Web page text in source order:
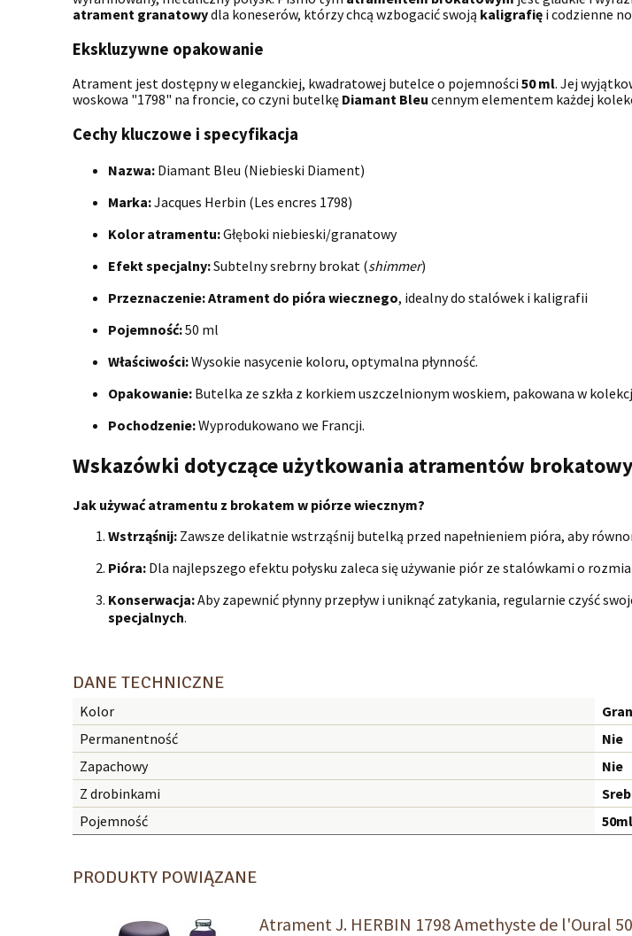
atrament granatowydla koneserów, którzy chcą wzbogacić swoją kaligrafię i codzienne
Ekskluzywne opakowanie
Atrament jest dostępny w eleganckiej, kwadratowej butelce o pojemności 50 ml. Jej
woskowa "1798" na froncie, co czyni butelkę Diamant Bleu cennym elementem każdej
Cechy kluczowe i specyfikacja
Nazwa: Diamant Bleu (Niebieski Diament)
Marka:Jacques Herbin (Les encres 1798)
Kolor atramentu:Głęboki niebieski/granatowy
Efekt specjalny:Subtelny srebrny brokat (shimmer)
Przeznaczenie:Atrament do pióra wiecznego, idealny do stalówek i kaligrafii
Pojemność:50 ml
Właściwości:Wysokie nasycenie koloru, optymalna płynność.
Opakowanie: Butelka ze szkła z korkiem uszczelnionym woskiem, pakowana w
Pochodzenie:Wyprodukowano we Francji.
Wskazówki dotyczące użytkowania atramentów
Jak używać atramentu z brokatem w piórze wiecznym?
Wstrząśnij: Zawsze delikatnie wstrząśnij butelką przed napełnieniem pióra, aby
Pióra: Dla najlepszego efektu połysku zaleca się używanie piór ze stalówkami o
Konserwacja:Aby zapewnić płynny przepływ i uniknąć zatykania, regularnie czyść
specjalnych.
DANE TECHNICZNE
Kolor
Permanentność
Nie
Zapachowy
Nie
Z drobinkami
Pojemność
50ml
PRODUKTY POWIĄZANE
Atrament J. HERBIN 1798 Amethyste de l'Oural